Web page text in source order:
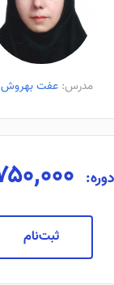
مدرس: عفت بهروش
ثبت‌نام